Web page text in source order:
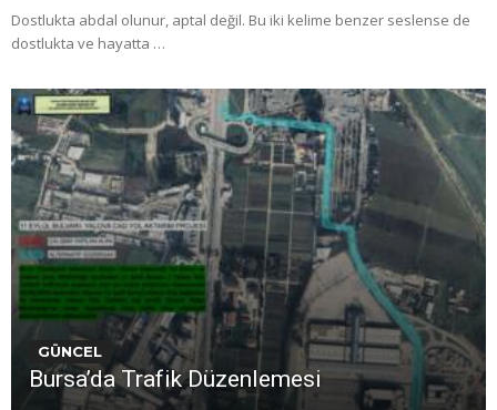
Dostlukta abdal olunur, aptal değil. Bu iki kelime benzer seslense de
dostlukta ve hayatta …
GÜNCEL
Bursa’da Trafik Düzenlemesi